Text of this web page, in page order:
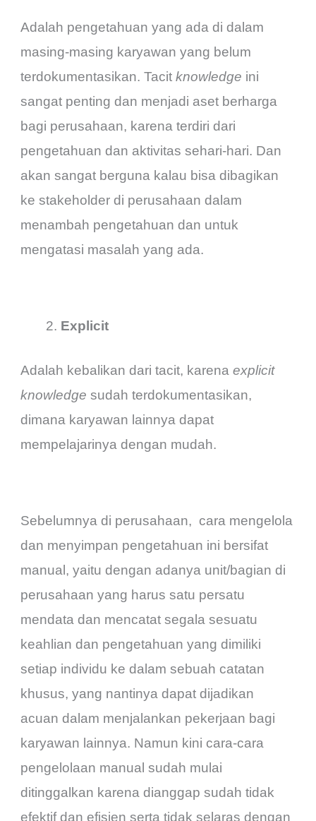
Adalah pengetahuan yang ada di dalam
masing-masing karyawan yang belum
terdokumentasikan. Tacitknowledge ini
sangat penting dan menjadi aset berharga
bagi perusahaan, karena terdiri dari
pengetahuan dan aktivitas sehari-hari. Dan
akan sangat berguna kalau bisa dibagikan
ke stakeholder di perusahaan dalam
menambah pengetahuan dan untuk
mengatasi masalah yang ada.
Explicit
Adalah kebalikan dari tacit, karenaexplicit
knowledge sudah terdokumentasikan,
dimana karyawan lainnya dapat
mempelajarinya dengan mudah.
Sebelumnya di perusahaan, cara mengelola
dan menyimpan pengetahuan ini bersifat
manual, yaitu dengan adanya unit/bagian di
perusahaan yang harus satu persatu
mendata dan mencatat segala sesuatu
keahlian dan pengetahuan yang dimiliki
setiap individu ke dalam sebuah catatan
khusus, yang nantinya dapat dijadikan
acuan dalam menjalankan pekerjaan bagi
karyawan lainnya. Namun kini cara-cara
pengelolaan manual sudah mulai
ditinggalkan karena dianggap sudah tidak
efektif dan efisien serta tidak selaras dengan